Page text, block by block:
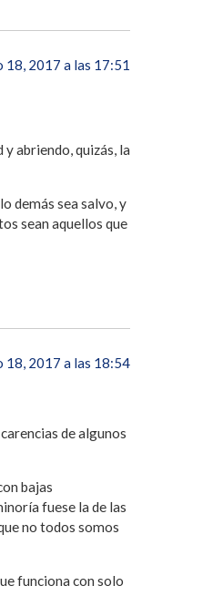
18, 2017 a las 17:51
abriendo, quizás, la
demás sea salvo, y
sean aquellos que
18, 2017 a las 18:54
de algunos
bajas
fuese la de las
no todos somos
funciona con solo